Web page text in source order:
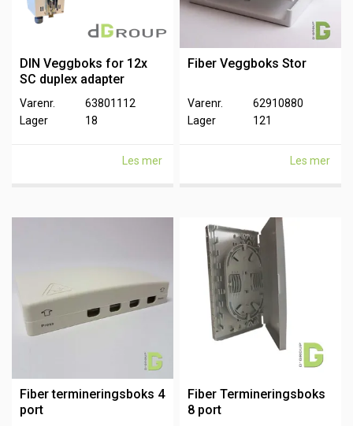
DIN Veggboks for 12x
SC duplex adapter
Varenr.
63801112
Lager
18
Les mer
Fiber Veggboks Stor
Varenr.
62910880
Lager
121
Les mer
Fiber termineringsboks 4
port
Fiber Termineringsboks
8 port